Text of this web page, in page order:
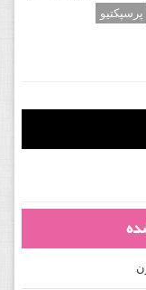
پرسپکتیو